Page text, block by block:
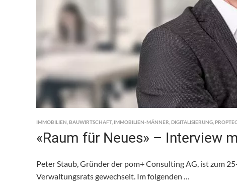
IMMOBILIEN BAUWIRTSCHAFT, IMMOBILIEN-MÄNNER DIGITALISIERUNG
«Raum für Neues» – Interview
Peter Staub, Gründer der pom+ Consulting AG, ist zum
Verwaltungsrats gewechselt. Im folgenden …